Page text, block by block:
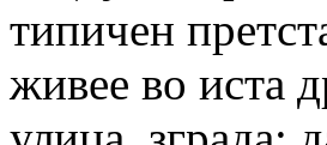
типичен
живее во иста